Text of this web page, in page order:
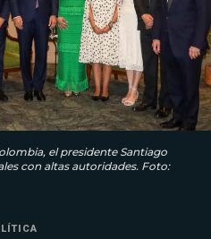
el presidente Santiago
con altas autoridades. Foto: